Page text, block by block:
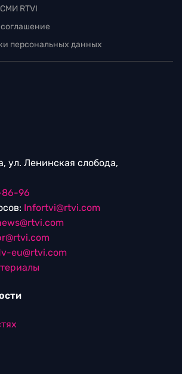
RTVI
персональных данных
ул. Ленинская слобода,
86-96
Infortvi@rtvi.com
eu@rtvi.com